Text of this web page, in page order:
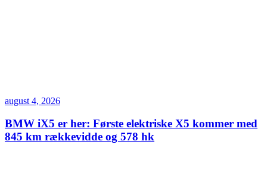
august 4, 2026
BMW iX5 er her: Første elektriske X5 kommer med
845 km rækkevidde og 578 hk